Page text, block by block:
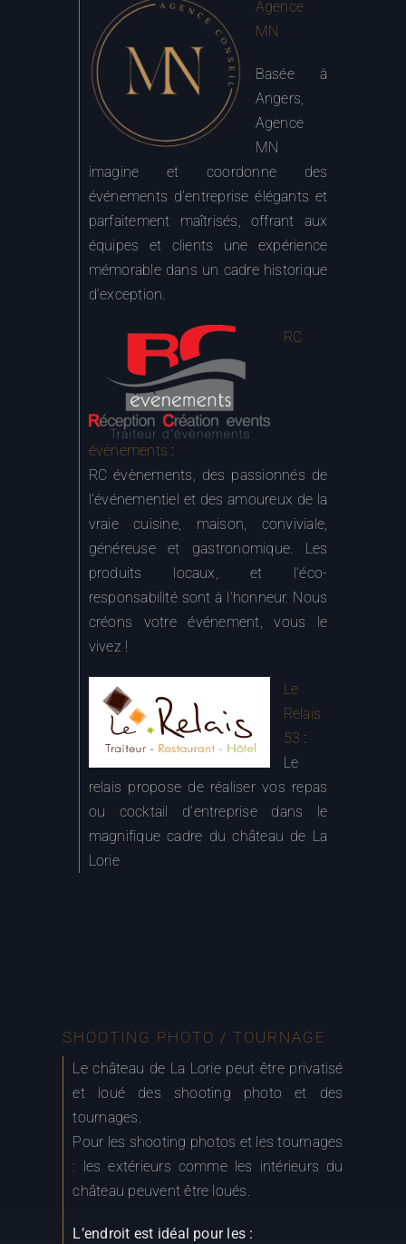
MN
Angers,
Agence
MN
imagine et coordonne des
événements d’entreprise élégants et
parfaitement maîtrisés, offrant aux
équipes et clients une expérience
mémorable dans un cadre historique
d’exception.
événements:
RC évènements, des passionnés de
l’événementiel et des amoureux de la
vraie cuisine, maison, conviviale,
généreuse et gastronomique. Les
produits locaux, et l’éco-
responsabilité sont à l’honneur. Nous
créons votre événement, vous le
vivez !
Relais
53:
Le
relais propose de réaliser vos repas
ou cocktail d’entreprise dans le
magnifique cadre du château de La
Lorie
et loué des shooting photo et des
tournages.
Pour les shooting photos et les tournages
: les extérieurs comme les intérieurs du
château peuvent être loués.